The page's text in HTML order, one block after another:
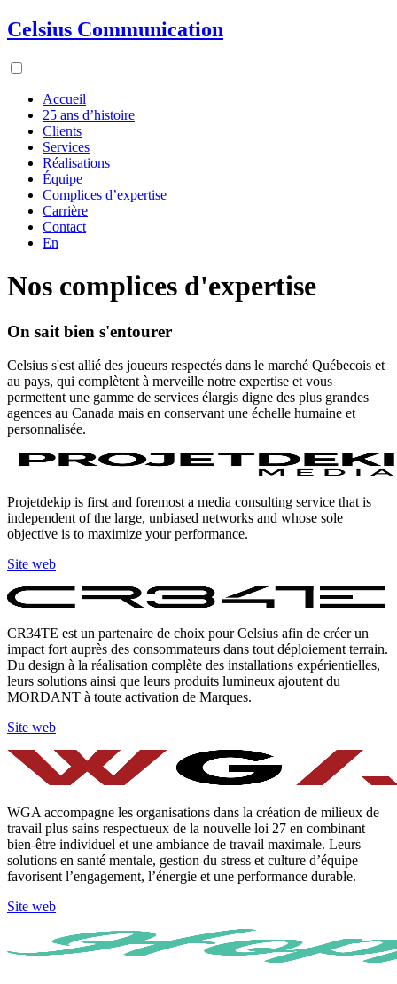
Celsius Communication
Accueil
25 ans d’histoire
Clients
Services
Réalisations
Équipe
Complices d’expertise
Carrière
Contact
En
Nos complices d'expertise
On sait bien s'entourer
Celsius s'est allié des joueurs respectés dans le marché Québecois et
au pays, qui complètent à merveille notre expertise et vous
permettent une gamme de services élargis digne des plus grandes
agences au Canada mais en conservant une échelle humaine et
personnalisée.
Projetdekip is first and foremost a media consulting service that is
independent of the large, unbiased networks and whose sole
objective is to maximize your performance.
Site web
CR34TE est un partenaire de choix pour Celsius afin de créer un
impact fort auprès des consommateurs dans tout déploiement terrain.
Du design à la réalisation complète des installations expérientielles,
leurs solutions ainsi que leurs produits lumineux ajoutent du
MORDANT à toute activation de Marques.
Site web
WGA accompagne les organisations dans la création de milieux de
travail plus sains respectueux de la nouvelle loi 27 en combinant
bien-être individuel et une ambiance de travail maximale. Leurs
solutions en santé mentale, gestion du stress et culture d’équipe
favorisent l’engagement, l’énergie et une performance durable.
Site web